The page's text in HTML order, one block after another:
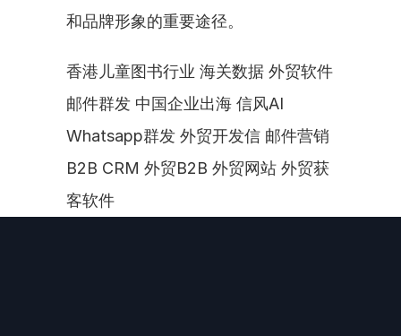
和品牌形象的重要途径。
香港儿童图书行业 海关数据 外贸软件
邮件群发 中国企业出海 信风AI
Whatsapp群发 外贸开发信 邮件营销
B2B CRM 外贸B2B 外贸网站 外贸获
客软件